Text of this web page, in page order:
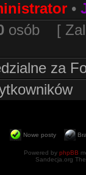
•
osób [
za
Nowe posty
Powered by phpBB
Sandecja.org